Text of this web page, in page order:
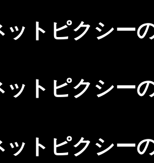
ットピクシー
ットピクシー
ットピクシー